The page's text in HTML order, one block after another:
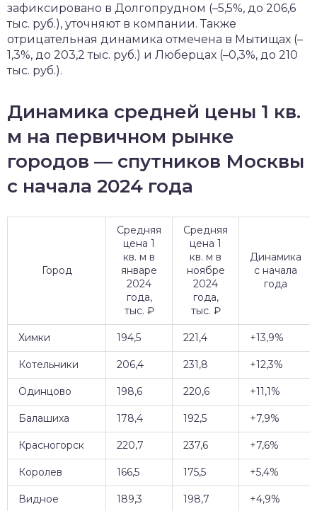
зафиксировано в Долгопрудном (–5,5%, до 206,6
тыс. руб.), уточняют в компании. Также
отрицательная динамика отмечена в Мытищах (–
1,3%, до 203,2 тыс. руб.) и Люберцах (–0,3%, до 210
тыс. руб.).
Динамика средней цены 1 кв.
м на первичном рынке
городов — спутников Москвы
с начала 2024 года
Город
Средняя
цена 1
кв. м в
январе
2024
года,
тыс. ₽
Средняя
цена 1
кв. м в
ноябре
2024
года,
тыс. ₽
Динамика
с начала
года
Химки 194,5 221,4 +13,9%
Котельники 206,4 231,8 +12,3%
Одинцово 198,6 220,6 +11,1%
Балашиха 178,4 192,5 +7,9%
Красногорск 220,7 237,6 +7,6%
Королев 166,5 175,5 +5,4%
Видное 189,3 198,7 +4,9%